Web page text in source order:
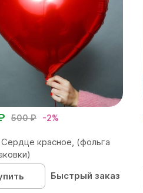
500 ₽ -2%
красное, (фольга
Быстрый заказ